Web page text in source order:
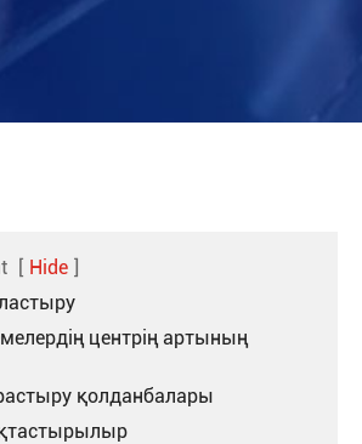
[ Hide ]
центрің артының
қолданбалары